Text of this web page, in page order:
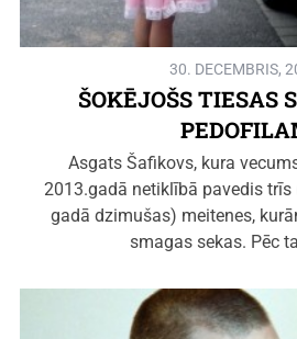
30. DECEMBRIS,
ŠOKĒJOŠS TIESAS
Asgats Šafikovs, kura
2013.gadā netiklībā pavedis trīs
gadā dzimušas) meitenes,
smagas sekas. Pēc